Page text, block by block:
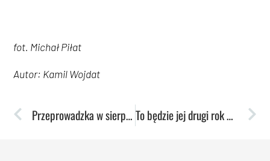
fot. Michał Piłat
Autor: Kamil Wojdat
Przeprowadzka w sierpniu ‒ mówi Marek Lebiedziński To będzie jej drugi rok w Lublinie